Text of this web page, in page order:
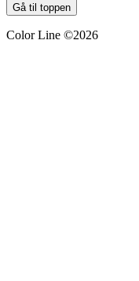
Gå til toppen
Color Line ©2026